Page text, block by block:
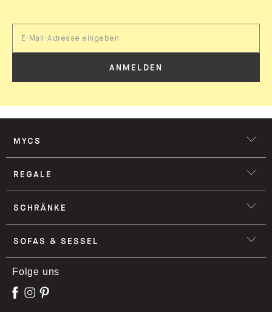
ANMELDEN
MYCS
REGALE
SCHRÄNKE
SOFAS & SESSEL
Folge uns